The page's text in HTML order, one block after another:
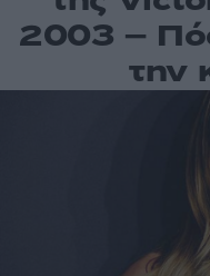
2003 –
την